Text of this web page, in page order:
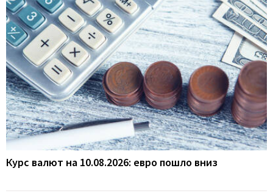
Курс валют на 10.08.2026: евро пошло вниз